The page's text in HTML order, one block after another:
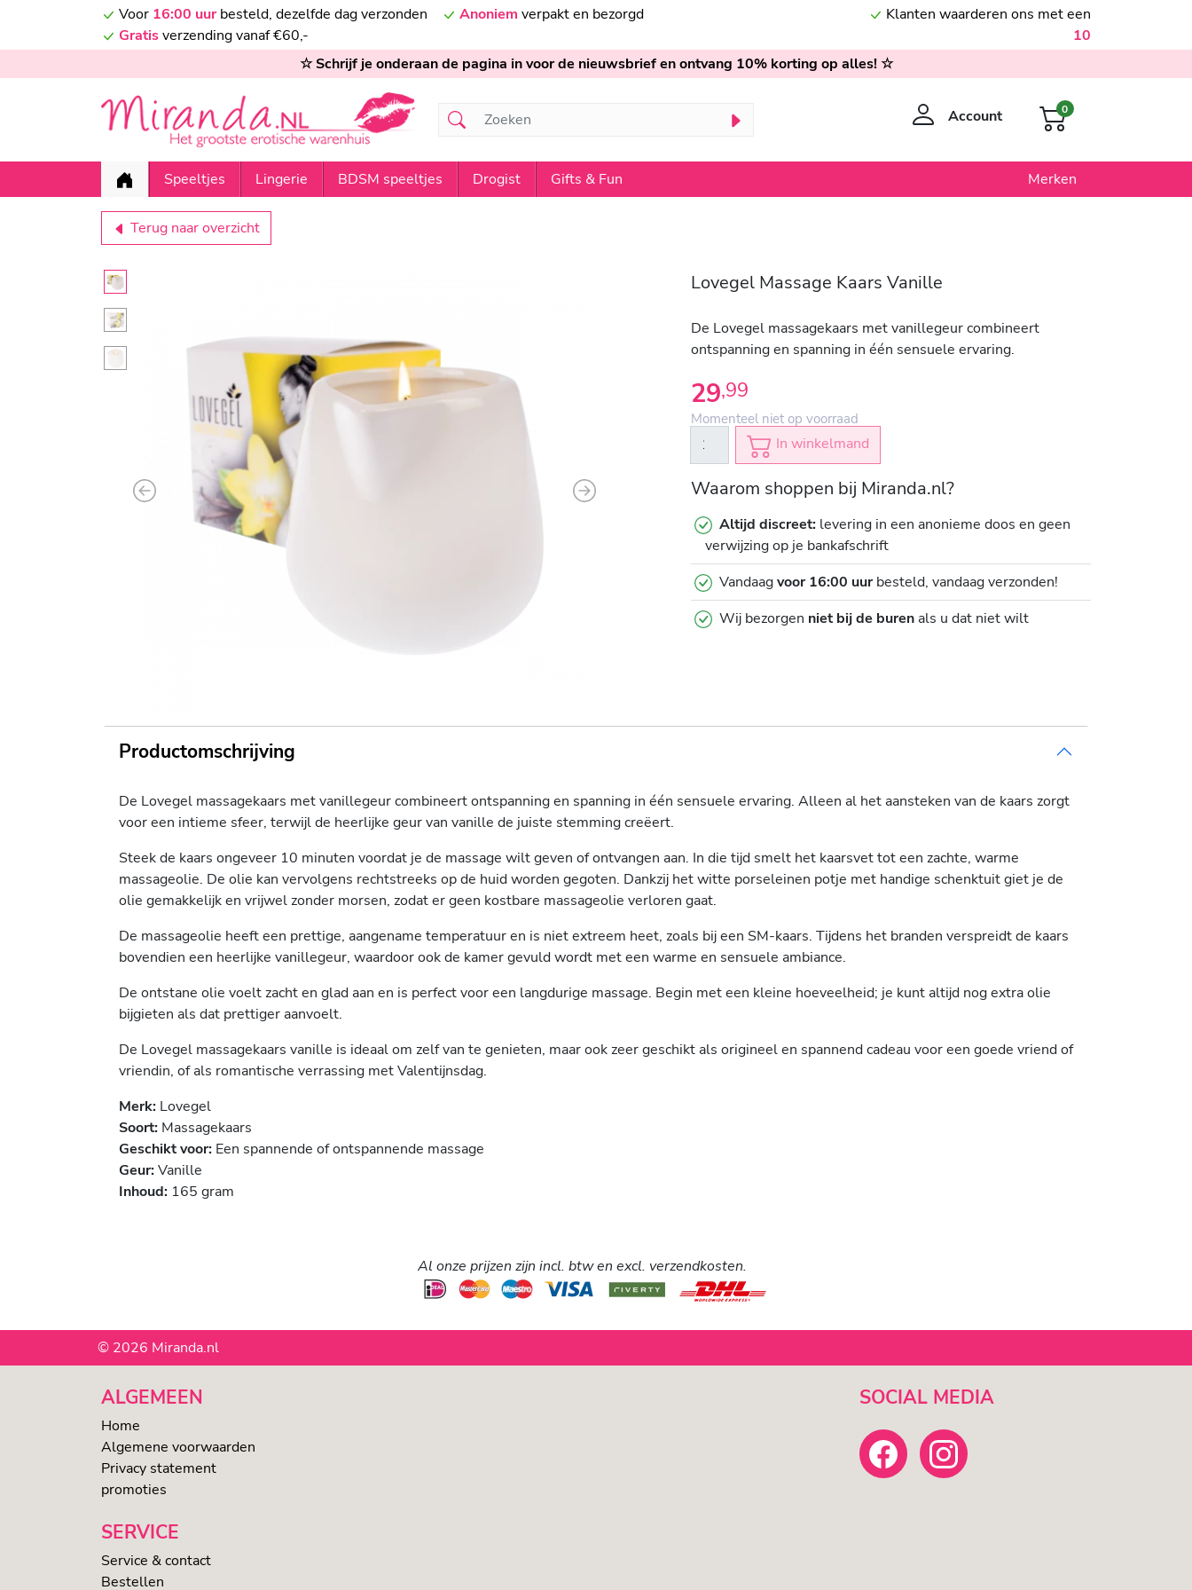
Voor 16:00 uurbesteld, dezelfde dag verzonden Anoniem verpakt en bezorgd
Gratisverzending vanaf €60,-
Klanten waarderen ons met een
10
☆ Schrijf je onderaan de pagina in voor de nieuwsbrief en ontvang 10% korting op alles! ☆
Account 0
Speeltjes Lingerie BDSM speeltjes Drogist Gifts & Fun Merken
Terug naar overzicht
Previous Next
Lovegel Massage Kaars Vanille
De Lovegel massagekaars met vanillegeur combineert
ontspanning en spanning in één sensuele ervaring.
29,99
Momenteel niet op voorraad
In winkelmand
Waarom shoppen bij Miranda.nl?
Altijd discreet: levering in een anonieme doos en geen
verwijzing op je bankafschrift
Vandaagvoor 16:00 uurbesteld, vandaag verzonden!
Wij bezorgen niet bij de burenals u dat niet wilt
Productomschrijving
De Lovegel massagekaars met vanillegeur combineert ontspanning en spanning in één sensuele ervaring. Alleen al het aansteken van de kaars zorgt
voor een intieme sfeer, terwijl de heerlijke geur van vanille de juiste stemming creëert.
Steek de kaars ongeveer 10 minuten voordat je de massage wilt geven of ontvangen aan. In die tijd smelt het kaarsvet tot een zachte, warme
massageolie. De olie kan vervolgens rechtstreeks op de huid worden gegoten. Dankzij het witte porseleinen potje met handige schenktuit giet je de
olie gemakkelijk en vrijwel zonder morsen, zodat er geen kostbare massageolie verloren gaat.
De massageolie heeft een prettige, aangename temperatuur en is niet extreem heet, zoals bij een SM-kaars. Tijdens het branden verspreidt de kaars
bovendien een heerlijke vanillegeur, waardoor ook de kamer gevuld wordt met een warme en sensuele ambiance.
De ontstane olie voelt zacht en glad aan en is perfect voor een langdurige massage. Begin met een kleine hoeveelheid; je kunt altijd nog extra olie
bijgieten als dat prettiger aanvoelt.
De Lovegel massagekaars vanille is ideaal om zelf van te genieten, maar ook zeer geschikt als origineel en spannend cadeau voor een goede vriend of
vriendin, of als romantische verrassing met Valentijnsdag.
Merk: Lovegel
Soort: Massagekaars
Geschikt voor: Een spannende of ontspannende massage
Geur:Vanille
Inhoud: 165 gram
Al onze prijzen zijn incl. btw en excl. verzendkosten.
© 2026 Miranda.nl
ALGEMEEN
Home
Algemene voorwaarden
Privacy statement
promoties
SERVICE
Service & contact
Bestellen
SOCIAL MEDIA